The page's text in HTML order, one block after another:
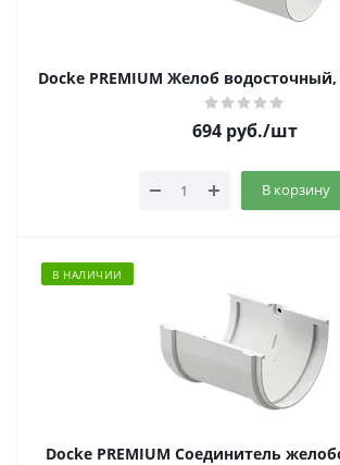
Docke PREMIUM Желоб
694руб./шт
В корзину
В НАЛИЧИИ
Docke PREMIUM Соединитель